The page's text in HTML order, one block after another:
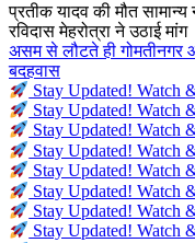
प्रतीक यादव की मौत सामान्य
रविदास मेहरोत्रा ने उठाई मांग
असम से लौटते ही गोमतीनगर
बदहवास
Stay Updated! Watch
Stay Updated! Watch
Stay Updated! Watch
Stay Updated! Watch
Stay Updated! Watch
Stay Updated! Watch
Stay Updated! Watch
Stay Updated! Watch